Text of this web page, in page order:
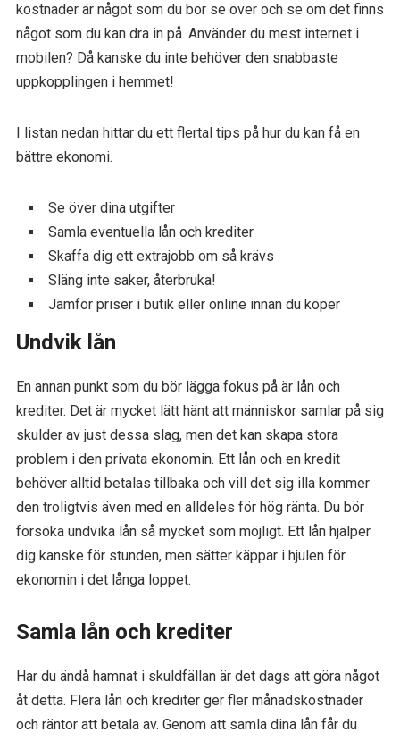
kostnader är något som du bör se över och se om det finns
något som du kan dra in på. Använder du mest internet i
mobilen? Då kanske du inte behöver den snabbaste
uppkopplingen i hemmet!
I listan nedan hittar du ett flertal tips på hur du kan få en
bättre ekonomi.
Se över dina utgifter
Samla eventuella lån och krediter
Skaffa dig ett extrajobb om så krävs
Släng inte saker, återbruka!
Jämför priser i butik eller online innan du köper
Undvik lån
En annan punkt som du bör lägga fokus på är lån och
krediter. Det är mycket lätt hänt att människor samlar på sig
skulder av just dessa slag, men det kan skapa stora
problem i den privata ekonomin. Ett lån och en kredit
behöver alltid betalas tillbaka och vill det sig illa kommer
den troligtvis även med en alldeles för hög ränta. Du bör
försöka undvika lån så mycket som möjligt. Ett lån hjälper
dig kanske för stunden, men sätter käppar i hjulen för
ekonomin i det långa loppet.
Samla lån och krediter
Har du ändå hamnat i skuldfällan är det dags att göra något
åt detta. Flera lån och krediter ger fler månadskostnader
och räntor att betala av. Genom att samla dina lån får du